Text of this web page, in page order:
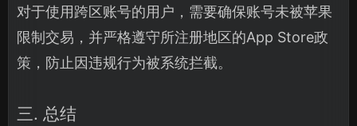
对于使用跨区账号的用户，需要确保账号未被苹果
限制交易，并严格遵守所注册地区的App Store政
策，防止因违规行为被系统拦截。
三. 总结